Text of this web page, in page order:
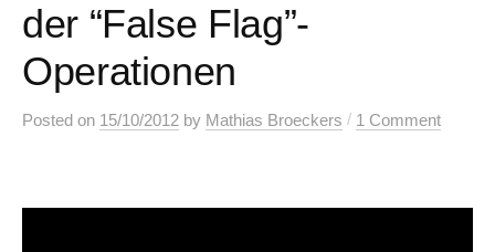
der “False Flag”-
Operationen
Posted on 15/10/2012 by Mathias Broeckers / 1 Comment